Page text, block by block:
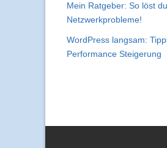
Mein Ratgeber: So löst du
Netzwerkprobleme!
WordPress langsam:
Performance Steigerung